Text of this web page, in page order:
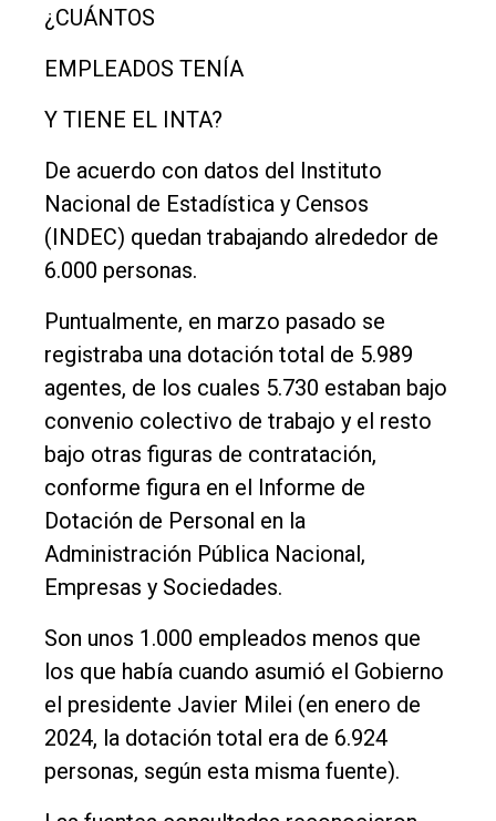
¿CUÁNTOS
EMPLEADOS TENÍA
Y TIENE EL INTA?
De acuerdo con datos del Instituto
Nacional de Estadística y Censos
(INDEC) quedan trabajando alrededor de
6.000 personas.
Puntualmente, en marzo pasado se
registraba una dotación total de 5.989
agentes, de los cuales 5.730 estaban bajo
convenio colectivo de trabajo y el resto
bajo otras figuras de contratación,
conforme figura en el Informe de
Dotación de Personal en la
Administración Pública Nacional,
Empresas y Sociedades.
Son unos 1.000 empleados menos que
los que había cuando asumió el Gobierno
el presidente Javier Milei (en enero de
2024, la dotación total era de 6.924
personas, según esta misma fuente).